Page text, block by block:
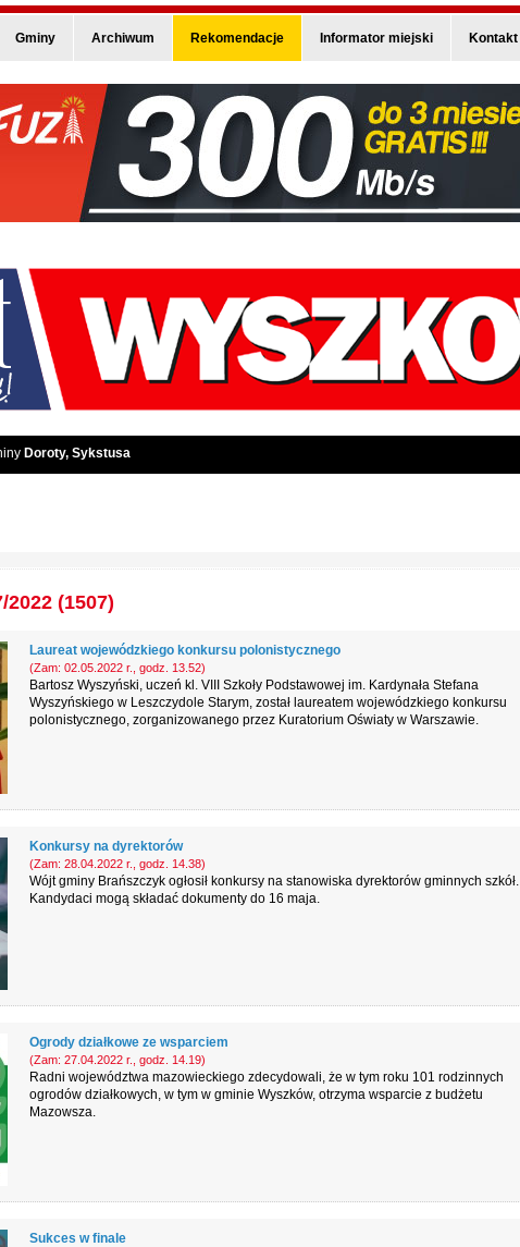
Gminy Archiwum Rekomendacje Informator miejski Kontakt
Doroty, Sykstusa
(1507)
Laureat wojewódzkiego konkursu polonistycznego
(Zam: 02.05.2022 r., godz. 13.52)
Bartosz Wyszyński, uczeń kl. VIII Szkoły Podstawowej im. Kardynała Stefana
Wyszyńskiego w Leszczydole Starym, został laureatem wojewódzkiego konkursu
polonistycznego, zorganizowanego przez Kuratorium Oświaty w Warszawie.
Konkursy na dyrektorów
(Zam: 28.04.2022 r., godz. 14.38)
Wójt gminy Brańszczyk ogłosił konkursy na stanowiska dyrektorów gminnych szkół.
Kandydaci mogą składać dokumenty do 16 maja.
Ogrody działkowe ze wsparciem
(Zam: 27.04.2022 r., godz. 14.19)
Radni województwa mazowieckiego zdecydowali, że w tym roku 101 rodzinnych
ogrodów działkowych, w tym w gminie Wyszków, otrzyma wsparcie z budżetu
Mazowsza.
Sukces w finale